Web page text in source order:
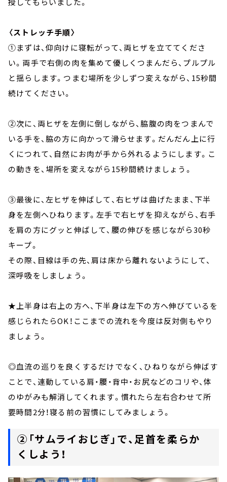
〈ストレッチ手順〉
①まずは、仰向けに寝転がって、両ヒザを立ててくださ
い。両手で右側の肉を集めて優しくつまんだら、プルプル
と揺らします。つまむ場所を少しずつ変えながら、15秒間
続けてください。
②次に、両ヒザを左側に倒しながら、脇腹の肉をつまんで
いる手を、脇の方に向かって滑らせます。だんだん上に行
くにつれて、自然にお肉が手から外れるようにします。こ
の動きを、場所を変えながら15秒間続けましょう。
③最後に、左ヒザを伸ばして、右ヒザは曲げたまま、下半
身を左側へひねります。左手で右ヒザを抑えながら、右手
を肩の方にグッと伸ばして、腰の伸びを感じながら30秒
キープ。
その際、目線は手の先、肩は床から離れないようにして、
深呼吸をしましょう。
★上半身は右上の方へ、下半身は左下の方へ伸びているを
感じられたらOK！ここまでの流れを今度は反対側もやり
ましょう。
◎血流の巡りを良くするだけでなく、ひねりながら伸ばす
ことで、連動している肩・腰・背中・お尻などのコリや、体
のゆがみも解消してくれます。慣れたら左右合わせて所
要時間2分！寝る前の習慣にしてみましょう。
②「サムライおじぎ」で、足首を柔らか
くしよう！